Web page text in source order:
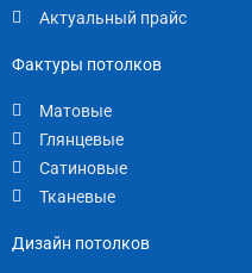
Актуальный прайс
Фактуры потолков
Матовые
Глянцевые
Сатиновые
Тканевые
Дизайн потолков